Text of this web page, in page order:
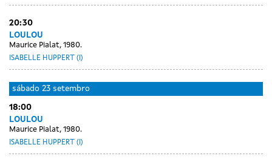
20:30
LOULOU
Maurice Pialat, 1980.
ISABELLE HUPPERT (I)
sábado 23 setembro
18:00
LOULOU
Maurice Pialat, 1980.
ISABELLE HUPPERT (I)